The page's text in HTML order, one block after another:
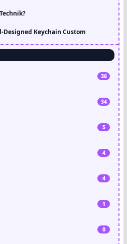
Designed Keychain Custom
36
34
5
4
4
1
0